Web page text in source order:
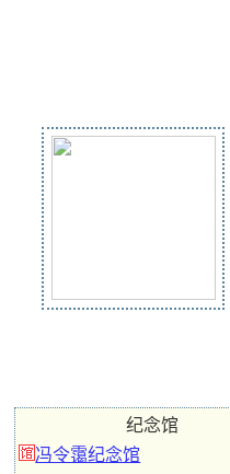
纪念馆
冯令霭纪念馆